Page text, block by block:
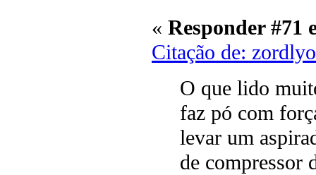
« Responder #71
Citação de:
O que lido
faz pó com
levar um
de compressor